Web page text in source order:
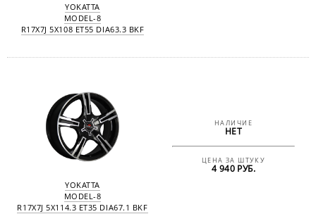
YOKATTA
MODEL-8
R17X7J 5X108 ET55 DIA63.3 BKF
YOKATTA
MODEL-8
R17X7J 5X114.3 ET35 DIA67.1 BKF
НАЛИЧИЕ
НЕТ
ЦЕНА ЗА ШТУКУ
4 940 РУБ.